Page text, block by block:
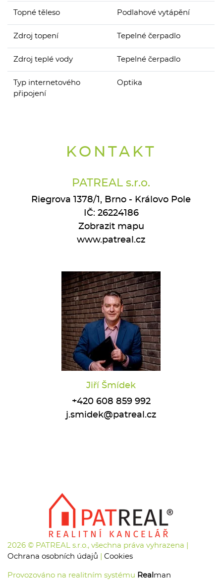
Topné těleso Podlahové vytápění
Zdroj topení Tepelné čerpadlo
Zdroj teplé vody Tepelné čerpadlo
Typ internetového
připojení
Optika
KONTAKT
PATREAL s.r.o.
Riegrova 1378/1, Brno - Královo Pole
IČ: 26224186
Zobrazit mapu
www.patreal.cz
Jiří Šmídek
+420 608 859 992
j.smidek@patreal.cz
2026 © PATREAL s.r.o., všechna práva vyhrazena |
Ochrana osobních údajů
Cookies
Provozováno na realitním systému Real man